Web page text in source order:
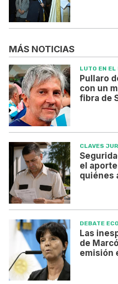
MÁS NOTICIAS
LUTO EN EL
Pullaro
con un
fibra de
CLAVES
el
quiénes
DEBATE
Las
de
emisión